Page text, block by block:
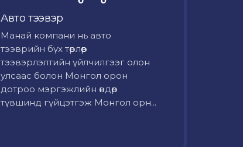
Авто тээвэр
Mанай компани нь авто
тээврийн бүх төрлөөр
тээвэрлэлтийн үйлчилгээг олон
улсаас болон Монгол орон
дотроо мэргэжлийн өндөр
түвшинд гүйцэтгэж Монгол орн...